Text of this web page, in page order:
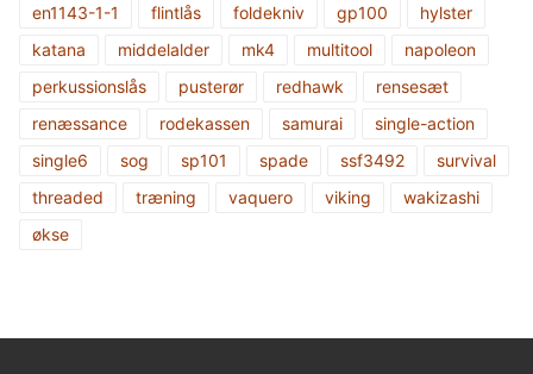
en1143-1-1
flintlås foldekniv gp100
hylster
katana
middelalder mk4 multitool
napoleon
perkussionslås
pusterør redhawk
rensesæt
renæssance
rodekassen samurai
single-action
single6
sog sp101 spade ssf3492
survival
threaded
træning vaquero viking
wakizashi
økse